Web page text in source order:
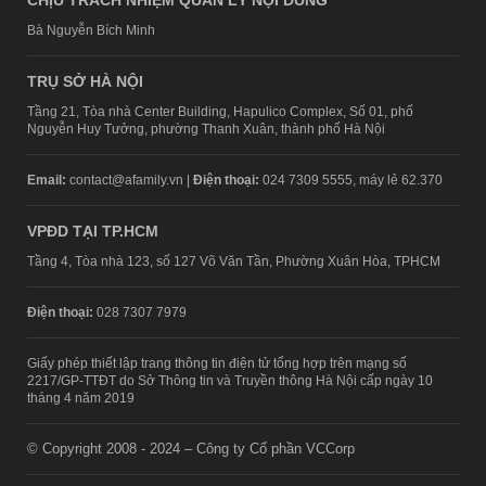
Bà Nguyễn Bích Minh
TRỤ SỞ HÀ NỘI
Tầng 21, Tòa nhà Center Building, Hapulico Complex, Số 01, phố
Nguyễn Huy Tưởng, phường Thanh Xuân, thành phố Hà Nội
Email: contact@afamily.vn | Điện thoại: 024 7309 5555, máy lẻ 62.370
VPĐD TẠI TP.HCM
Tầng 4, Tòa nhà 123, số 127 Võ Văn Tần, Phường Xuân Hòa, TPHCM
Điện thoại: 028 7307 7979
Giấy phép thiết lập trang thông tin điện tử tổng hợp trên mạng số
2217/GP-TTĐT do Sở Thông tin và Truyền thông Hà Nội cấp ngày 10
tháng 4 năm 2019
© Copyright 2008 - 2024 – Công ty Cổ phần VCCorp